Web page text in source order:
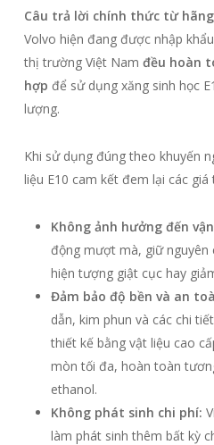
Câu trả lời chính thức từ
Volvo hiện đang được nhập
thị trường Việt Nam đều hoàn
hợp để sử dụng xăng sinh học
lượng.
Khi sử dụng đúng theo khuyến
liệu E10 cam kết đem lại các giá
Không ảnh hưởng đến
động mượt mà, giữ nguyên
hiện tượng giật cục hay
Đảm bảo độ bền và an
dẫn, kim phun và các chi
thiết kế bằng vật liệu cao
mòn tối đa, hoàn toàn
ethanol.
Không phát sinh chi phí:
làm phát sinh thêm bất kỳ